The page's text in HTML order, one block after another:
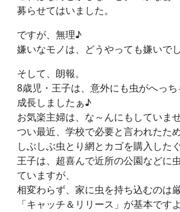
募らせてはいました。
ですが、無理♪
嫌いなモノは、どうやっても嫌いで
そして、朗報。
8歳児・王子は、意外にも虫がへっ
成長しましたぁ♪
お気楽主婦は、な～んにもしていま
つい最近、学校で必要と言われたため
しぶしぶ虫とり網とカゴを購入したぐ
王子は、超喜んで近所の公園などに
ていますが、
相変わらず、家に虫を持ち込むのは厳
「キャッチ＆リリース」が基本です